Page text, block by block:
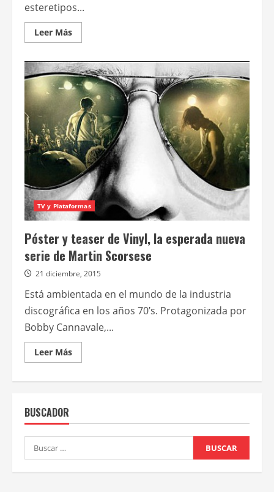
esteretipos...
Leer MásLeer
más
Get
hard
TV y Plataformas
Póster y teaser de Vinyl, la esperada nueva
serie de Martin Scorsese
21 diciembre, 2015
Está ambientada en el mundo de la industria
discográfica en los años 70’s. Protagonizada por
Bobby Cannavale,...
Leer MásLeer
más
esperada
de
Martin
BUSCADOR
Buscar: